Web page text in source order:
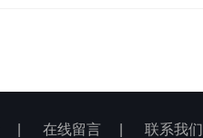
在线留言 联系我们